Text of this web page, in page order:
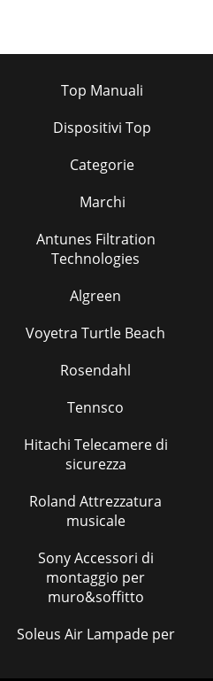
Top Manuali
Dispositivi Top
Categorie
Marchi
Antunes Filtration
Technologies
Algreen
Voyetra Turtle Beach
Rosendahl
Tennsco
Hitachi Telecamere di
sicurezza
Roland Attrezzatura
musicale
Sony Accessori di
montaggio per
muro&soffitto
Soleus Air Lampade per